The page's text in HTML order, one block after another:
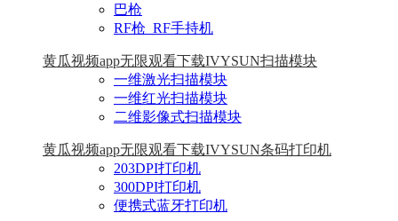
巴枪
RF枪_RF手持机
黄瓜视频app无限观看下载IVYSUN扫描模块
一维激光扫描模块
一维红光扫描模块
二维影像式扫描模块
黄瓜视频app无限观看下载IVYSUN条码打印机
203DPI打印机
300DPI打印机
便携式蓝牙打印机